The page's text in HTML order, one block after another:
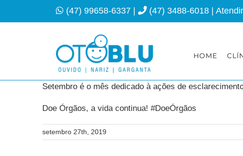
(47) 99658-6337 | (47) 3488-6018 |
HOME
Setembro é o mês dedicado à ações de
Doe Órgãos, a vida continua! #DoeÓrgãos
setembro 27th, 2019